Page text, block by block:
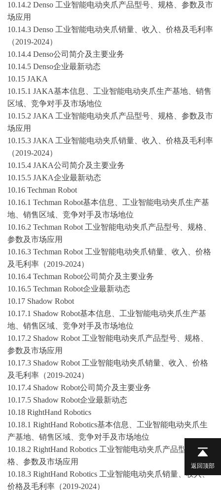
10.14.2 Denso 工业智能电动夹爪产品型号、规格、参数及市
场应用
10.14.3 Denso 工业智能电动夹爪销量、收入、价格及毛利率
（2019-2024）
10.14.4 Denso公司简介及主要业务
10.14.5 Denso企业最新动态
10.15 JAKA
10.15.1 JAKA基本信息、工业智能电动夹爪生产基地、销售
区域、竞争对手及市场地位
10.15.2 JAKA 工业智能电动夹爪产品型号、规格、参数及市
场应用
10.15.3 JAKA 工业智能电动夹爪销量、收入、价格及毛利率
（2019-2024）
10.15.4 JAKA公司简介及主要业务
10.15.5 JAKA企业最新动态
10.16 Techman Robot
10.16.1 Techman Robot基本信息、工业智能电动夹爪生产基
地、销售区域、竞争对手及市场地位
10.16.2 Techman Robot 工业智能电动夹爪产品型号、规格、
参数及市场应用
10.16.3 Techman Robot 工业智能电动夹爪销量、收入、价格
及毛利率（2019-2024）
10.16.4 Techman Robot公司简介及主要业务
10.16.5 Techman Robot企业最新动态
10.17 Shadow Robot
10.17.1 Shadow Robot基本信息、工业智能电动夹爪生产基
地、销售区域、竞争对手及市场地位
10.17.2 Shadow Robot 工业智能电动夹爪产品型号、规格、
参数及市场应用
10.17.3 Shadow Robot 工业智能电动夹爪销量、收入、价格
及毛利率（2019-2024）
10.17.4 Shadow Robot公司简介及主要业务
10.17.5 Shadow Robot企业最新动态
10.18 RightHand Robotics
10.18.1 RightHand Robotics基本信息、工业智能电动夹爪生
产基地、销售区域、竞争对手及市场地位
10.18.2 RightHand Robotics 工业智能电动夹爪产品型号、规
格、参数及市场应用
10.18.3 RightHand Robotics 工业智能电动夹爪销量、收入、
价格及毛利率（2019-2024）
返回顶部